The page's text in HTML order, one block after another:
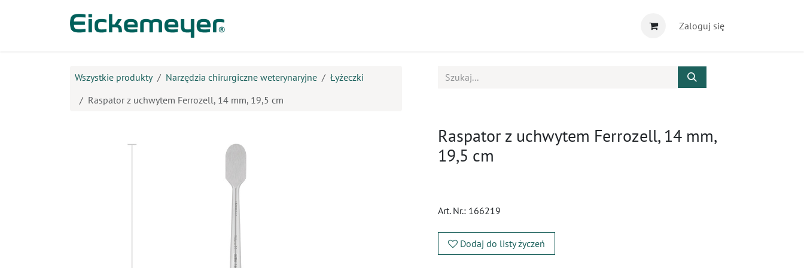
Zaloguj się
Wszystkie produkty Narzędzia chirurgiczne weterynaryjne
Łyżeczki
Raspator z uchwytem Ferrozell, 14 mm, 19,5 cm
Raspator z uchwytem Ferrozell, 14 mm,
19,5 cm
Art. Nr.: 166219
Dodaj do listy życzeń